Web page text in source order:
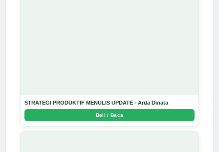
STRATEGI PRODUKTIF MENULIS UPDATE - Arda Dinata
Beli / Baca